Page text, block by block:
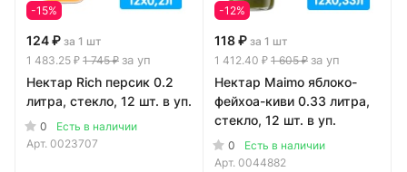
-15%
124 ₽ за 1 шт
1 483.25 ₽ 1 745 ₽ за уп
Нектар Rich персик 0.2
литра, стекло, 12 шт. в уп.
0
Есть в наличии
Арт. 0023707
-12%
118 ₽ за 1 шт
1 412.40 ₽ 1 605 ₽ за уп
Нектар Maimo яблоко-
фейхоа-киви 0.33 литра,
стекло, 12 шт. в уп.
0
Есть в наличии
Арт. 0044882